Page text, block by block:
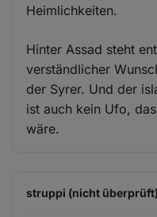
Heimlichkeiten.
Hinter Assad steht
verständlicher
der Syrer. Und der
ist auch kein Ufo,
wäre.
struppi (nicht überprüft)